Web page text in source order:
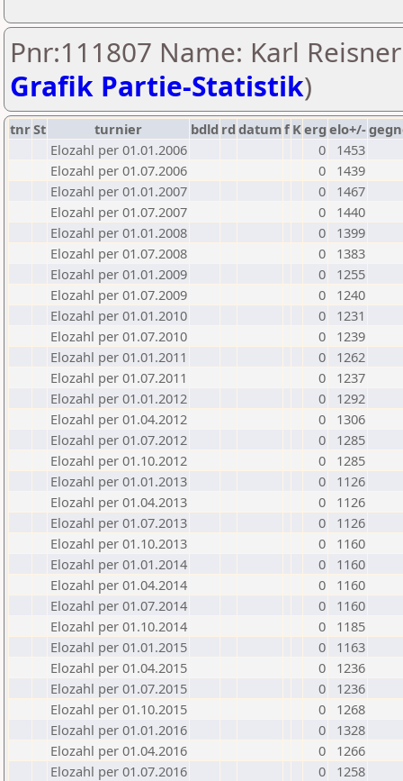
Pnr:111807 Name: Karl
Grafik Partie-Statistik)
tnrSt turnier bdld rd datumf Kerg elo+/-
Elozahl per 01.01.2006
0
1453
Elozahl per 01.07.2006
0
1439
Elozahl per 01.01.2007
0
1467
Elozahl per 01.07.2007
0
1440
Elozahl per 01.01.2008
0
1399
Elozahl per 01.07.2008
0
1383
Elozahl per 01.01.2009
0
1255
Elozahl per 01.07.2009
0
1240
Elozahl per 01.01.2010
0
1231
Elozahl per 01.07.2010
0
1239
Elozahl per 01.01.2011
0
1262
Elozahl per 01.07.2011
0
1237
Elozahl per 01.01.2012
0
1292
Elozahl per 01.04.2012
0
1306
Elozahl per 01.07.2012
0
1285
Elozahl per 01.10.2012
0
1285
Elozahl per 01.01.2013
0
1126
Elozahl per 01.04.2013
0
1126
Elozahl per 01.07.2013
0
1126
Elozahl per 01.10.2013
0
1160
Elozahl per 01.01.2014
0
1160
Elozahl per 01.04.2014
0
1160
Elozahl per 01.07.2014
0
1160
Elozahl per 01.10.2014
0
1185
Elozahl per 01.01.2015
0
1163
Elozahl per 01.04.2015
0
1236
Elozahl per 01.07.2015
0
1236
Elozahl per 01.10.2015
0
1268
Elozahl per 01.01.2016
0
1328
Elozahl per 01.04.2016
0
1266
Elozahl per 01.07.2016
0
1258